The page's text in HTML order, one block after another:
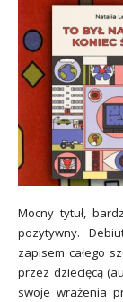
Mocny tytuł,
pozytywny.
zapisem całego
przez dziecięcą
swoje wrażenia